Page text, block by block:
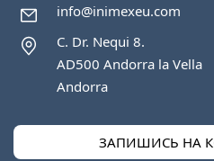
info@inimexeu.com
C. Dr. Nequi 8.
AD500 Andorra la Vella
Andorra
ЗАПИШИСЬ НА